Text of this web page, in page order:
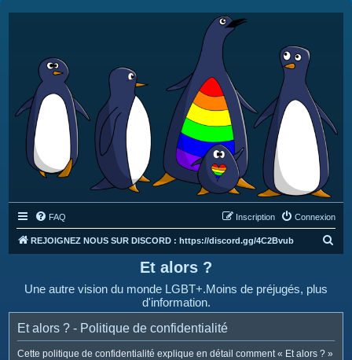
FAQ Connexion
Inscription
REJOIGNEZ NOUS SUR DISCORD : https://discord.gg/4C2Bvub
e
Et alors ?
Une autre vision du monde LGBT+.Moins de préjugés, plus
d'information.
Et alors ? - Politique de confidentialité
Cette politique de confidentialité explique en détail comment « Et alors ? »